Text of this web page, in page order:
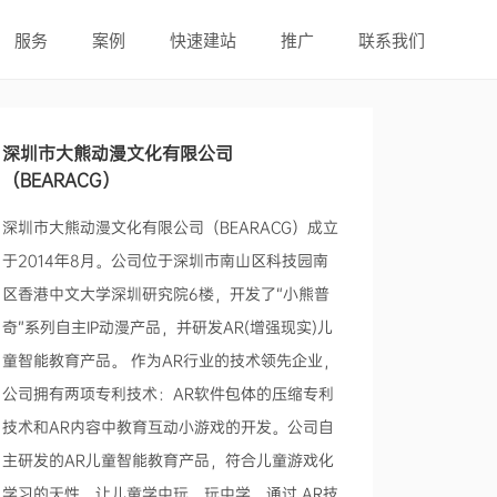
服务 案例 快速建站 推广 联系我们
深圳市大熊动漫文化有限公司
（BEARACG）
深圳市大熊动漫文化有限公司（BEARACG）成立
于2014年8月。公司位于深圳市南山区科技园南
区香港中文大学深圳研究院6楼，开发了“小熊普
奇”系列自主IP动漫产品，并研发AR(增强现实)儿
童智能教育产品。 作为AR行业的技术领先企业，
公司拥有两项专利技术：AR软件包体的压缩专利
技术和AR内容中教育互动小游戏的开发。公司自
主研发的AR儿童智能教育产品，符合儿童游戏化